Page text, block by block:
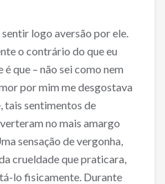
logo aversão por ele.
o contrário do que eu
que – não sei como nem
por mim me desgostava
tais sentimentos de
no mais amargo
sensação de vergonha,
crueldade que praticara,
lo fisicamente. Durante